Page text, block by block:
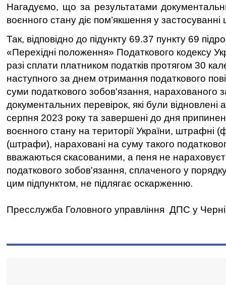
Нагадуємо, що за результатами
воєнного стану діє пом’якшення у
Так, відповідно до підункту 69.37 пункту 69
«Перехідні положення» Податкового кодексу
разі сплати платником податків протягом 30
наступного за днем отримання податкового
суми податкового зобов'язання, нарахованого
документальних перевірок, які були відновлені
серпня 2023 року та завершені до дня
воєнного стану на території України, штрафні
(штрафи), нараховані на суму такого
вважаються скасованими, а пеня не
податкового зобов'язання, сплаченого у
цим підпунктом, не підлягає оскарженню.
Пресслужба Головного управління ДПС у